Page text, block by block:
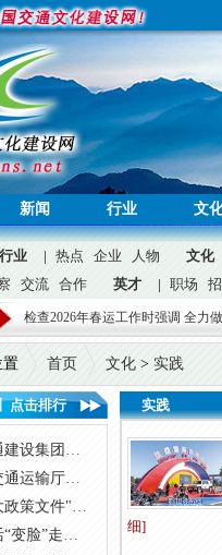
新闻 行业 文
行业 | 热点 企业 人物 文化
交流 合作 英才 | 职场
招聘 |
年春运工作时强调 全力做好出行
置 首页 文化 > 实践
点击排行
中国交通建设集团：固基修道 履方致远
河南省交通运输厅京珠高速公路新乡至郑州管理处践行交通运输行业核心价值观
北京三大政策文件"齐发" 共治共享单车"乱象"
川剧绝活“变脸”走进白云机场
实践
细]